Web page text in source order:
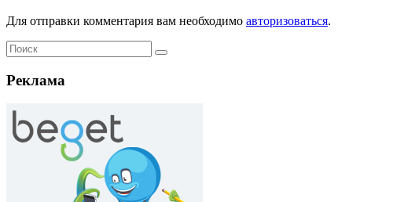
Для отправки комментария вам необходимо авторизоваться.
Реклама